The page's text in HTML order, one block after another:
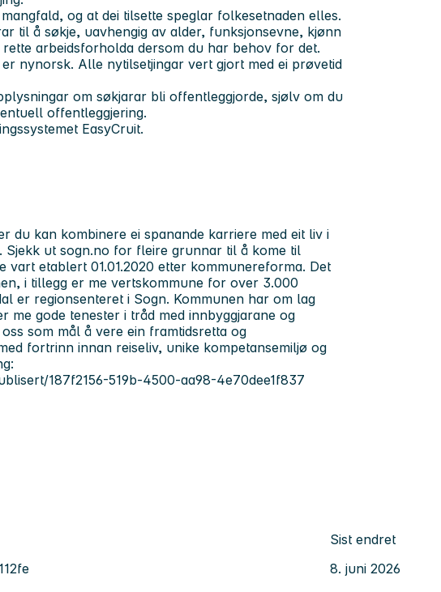
og at dei tilsette speglar folkesetnaden elles.
til å søkje, uavhengig av alder, funksjonsevne, kjønn
arbeidsforholda dersom du har behov for det.
nynorsk. Alle nytilsetjingar vert gjort med ei prøvetid
om søkjarar bli offentleggjorde, sjølv om du
offentleggjering.
EasyCruit.
du kan kombinere ei spanande karriere med eit liv i
Sjekk ut sogn.no for fleire grunnar til å kome til
vart etablert 01.01.2020 etter kommunereforma. Det
i tillegg er me vertskommune for over 3.000
er regionsenteret i Sogn. Kommunen har om lag
me gode tenester i tråd med innbyggjarane og
som mål å vere ein framtidsretta og
fortrinn innan reiseliv, unike kompetansemiljø og
187f2156-519b-4500-aa98-4e70dee1f837
Sist endret
8. juni 2026